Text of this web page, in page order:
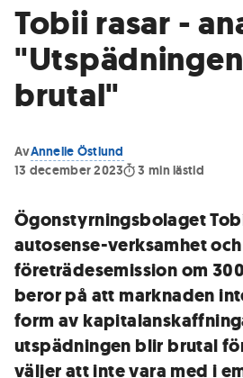
Tobii rasar -
brutal"
AvAnnelie Östlund
13 december 2023
3 min lästid
Ögonstyrningsbolaget
autosense-verksamhet
företrädesemission om
beror på att marknaden
form av
utspädningen blir brutal
väljer att inte vara med i